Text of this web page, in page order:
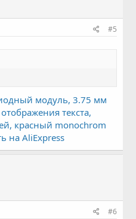
#5
модуль, 3.75 мм
текста,
красный monochrom
на AliExpress
#6